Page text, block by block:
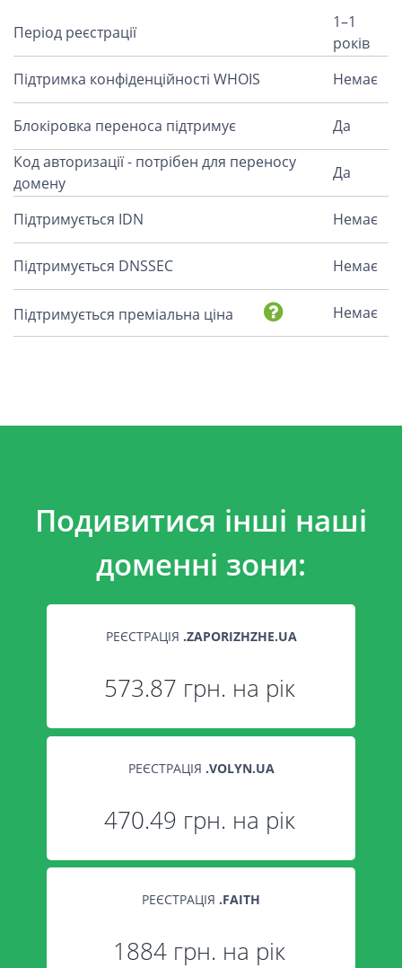
Період реєстрації
1–1
років
Підтримка конфіденційності WHOIS
Немає
Блокіровка переноса підтримує
Да
Код авторизації - потрібен для переносу
домену
Да
Підтримується IDN Немає
Підтримується DNSSEC Немає
Підтримується преміальна ціна Немає
Подивитися інші наші
доменні зони:
РЕЄСТРАЦІЯ .ZAPORIZHZHE.UA
573.87 грн. на рік
РЕЄСТРАЦІЯ .VOLYN.UA
470.49 грн. на рік
РЕЄСТРАЦІЯ .FAITH
1884 грн. на рік